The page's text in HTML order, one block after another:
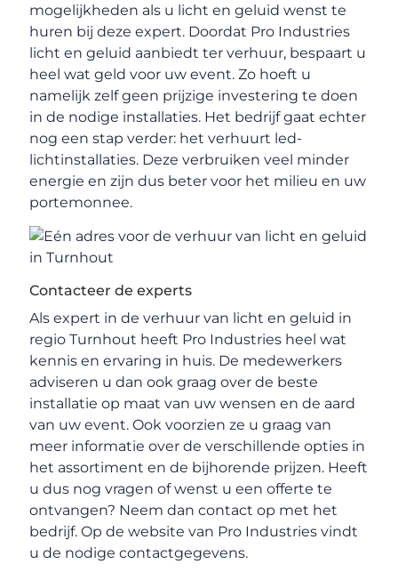
mogelijkheden als u licht en geluid wenst te
huren bij deze expert. Doordat Pro Industries
licht en geluid aanbiedt ter verhuur, bespaart u
heel wat geld voor uw event. Zo hoeft u
namelijk zelf geen prijzige investering te doen
in de nodige installaties. Het bedrijf gaat echter
nog een stap verder: het verhuurt led-
lichtinstallaties. Deze verbruiken veel minder
energie en zijn dus beter voor het milieu en uw
portemonnee.
Contacteer de experts
Als expert in de verhuur van licht en geluid in
regio Turnhout heeft Pro Industries heel wat
kennis en ervaring in huis. De medewerkers
adviseren u dan ook graag over de beste
installatie op maat van uw wensen en de aard
van uw event. Ook voorzien ze u graag van
meer informatie over de verschillende opties in
het assortiment en de bijhorende prijzen. Heeft
u dus nog vragen of wenst u een offerte te
ontvangen? Neem dan contact op met het
bedrijf. Op de website van Pro Industries vindt
u de nodige contactgegevens.